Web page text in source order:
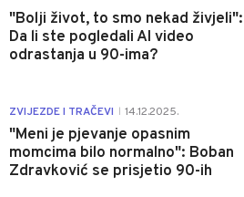
"Bolji život, to smo nekad živjeli":
Da li ste pogledali AI video
odrastanja u 90-ima?
ZVIJEZDE I TRAČEVI 14.12.2025.
"Meni je pjevanje opasnim
momcima bilo normalno": Boban
Zdravković se prisjetio 90-ih